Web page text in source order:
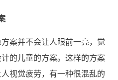
并不会让人眼前一亮，觉
的儿童的方案。这样的方案
视觉疲劳，有一种很混乱的